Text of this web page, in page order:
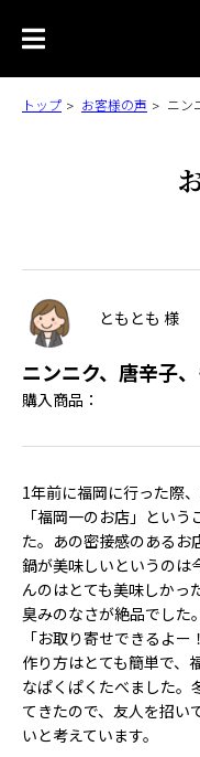
トップ お客様の声 ニン
ともとも 様
ニンニク、唐辛子
購入商品：
1年前に福岡に行った際
「福岡一のお店」とい
た。あの密接感のあるお
鍋が美味しいというのは
んのはとても美味しかっ
臭みのなさが絶品でした
「お取り寄せできるよ
作り方はとても簡単で、
なぱくぱくたべました。
てきたので、友人を招い
いと考えています。